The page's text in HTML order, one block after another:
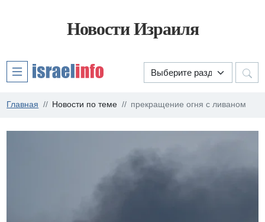
Новости Израиля
Главная Новости по теме прекращение огня с ливаном